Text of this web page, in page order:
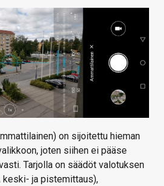
on sijoitettu hieman
joten siihen ei pääse
Tarjolla on säädöt valotuksen
ja pistemittaus),